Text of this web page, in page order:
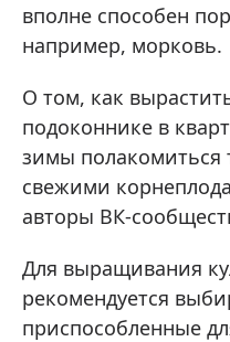
вполне способен
например, морковь.
О том, как
подоконнике в
зимы полакомиться
свежими
авторы ВК-
Для выращивания
рекомендуется
приспособленные